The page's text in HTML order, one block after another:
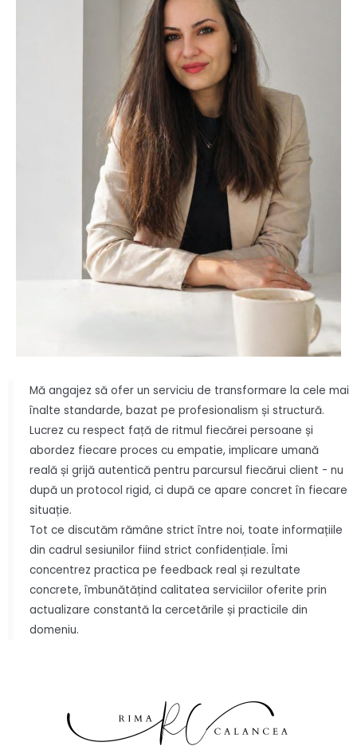
Mă angajez să ofer un serviciu de transformare la cele mai
înalte standarde, bazat pe profesionalism și structură.
Lucrez cu respect față de ritmul fiecărei persoane și
abordez fiecare proces cu empatie, implicare umană
reală și grijă autentică pentru parcursul fiecărui client - nu
după un protocol rigid, ci după ce apare concret în fiecare
situație.
Tot ce discutăm rămâne strict între noi, toate informațiile
din cadrul sesiunilor fiind strict confidențiale. Îmi
concentrez practica pe feedback real și rezultate
concrete, îmbunătățind calitatea serviciilor oferite prin
actualizare constantă la cercetările și practicile din
domeniu.